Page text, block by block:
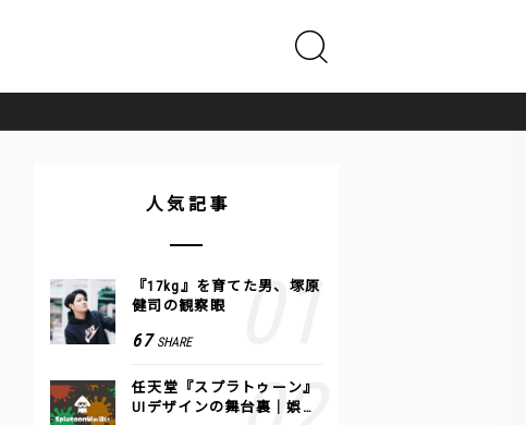
人気記事
『17kg』を育てた男、塚原
健司の観察眼
67 SHARE
任天堂『スプラトゥーン』
UIデザインの舞台裏｜娯楽